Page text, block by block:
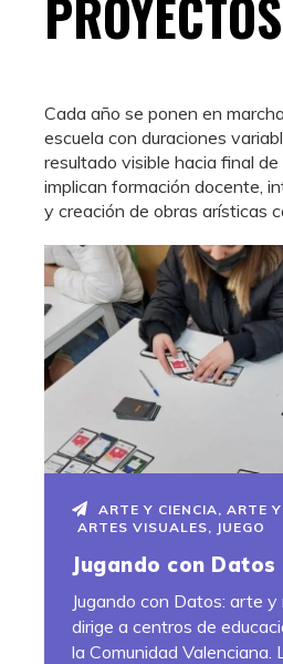
PROYECTOS
Cada año se ponen en
escuela con duraciones
resultado visible hacia final
implican formación docente,
y creación de obras arísticas
ARTE Y CIENCIA ARTE
ARTES VISUALES
JUEGO
Jugando con Datos
Jugando con Datos: arte
dirige a centros de
la Comunidad Valenciana.